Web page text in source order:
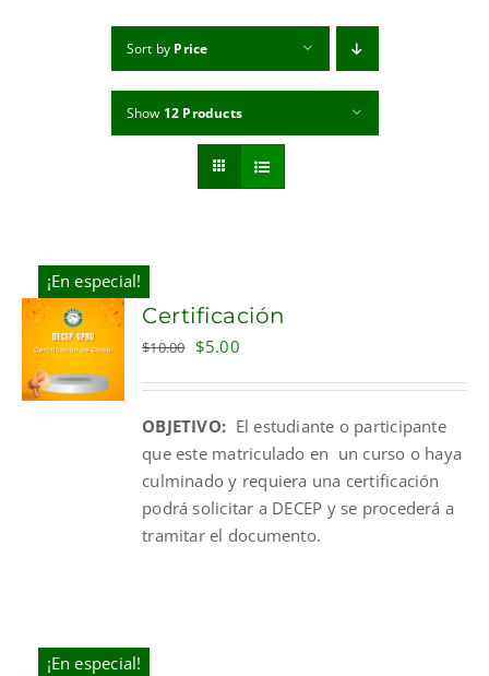
Sort by Price
Show 12 Products
¡En especial!
ADD TO
CART
Certificación
$10.00 Original
$10.00.
$5.00Current
$5.00.
OBJETIVO: El estudiante o participante
que este matriculado en un curso o haya
culminado y requiera una certificación
podrá solicitar a DECEP y se procederá a
tramitar el documento.
¡En especial!